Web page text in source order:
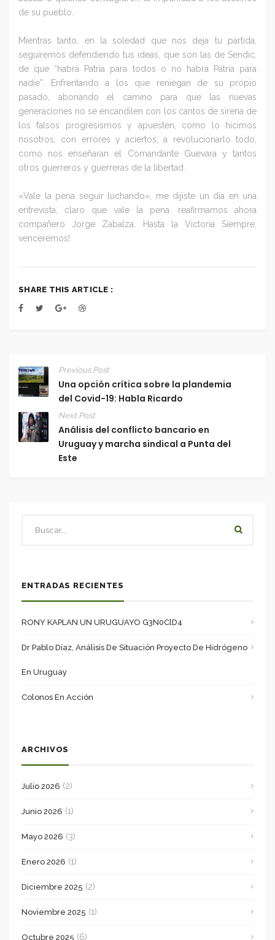
de su pueblo.
Mientras tanto, en la soledad que nos deja tu partida,
seguiremos defendiendo tus ideas, que son las de Sendic,
de que “habrá Patria para todos o no habrá Patria para
nadie”. Enfrentando a los que reniegan de su propio
pasado, abonando el camino para que las nuevas
generaciones no se encandilen con los cantos de sirena de
los falsos progresismos y apuesten, como lo hicimos
nosotros, con errores y aciertos, a revolucionarlo todo,
como nos enseñaran el Comandante Guevara y tantos
otros guerreros y guerreras de la libertad.
«Vale la pena seguir luchando», me dijiste un día en una
entrevista, claro que vale la pena. reafirmamos ahora
compañero Jorge Zabalza. Hasta la Victoria Siempre,
venceremos!.
SHARE THIS ARTICLE :
Previous Post
Una opción crítica sobre la plandemia
del Covid-19: Habla Ricardo
Next Post
Análisis del conflicto bancario en
Uruguay y marcha sindical a Punta del
Este
ENTRADAS RECIENTES
RONY KAPLAN UN URUGUAYO G3N0ClD4
Dr Pablo Díaz, Análisis De Situación Proyecto De Hidrógeno
En Uruguay
Colonos En Acción
ARCHIVOS
Julio 2026 (2)
Junio 2026 (1)
Mayo 2026 (3)
Enero 2026 (1)
Diciembre 2025 (2)
Noviembre 2025 (1)
Octubre 2025 (6)